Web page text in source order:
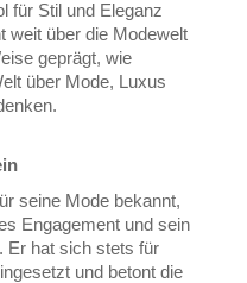
für Stil und Eleganz
weit über die Modewelt
geprägt, wie
über Mode, Luxus
seine Mode bekannt,
Engagement und sein
Er hat sich stets für
und betont die